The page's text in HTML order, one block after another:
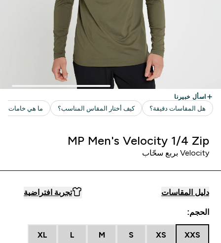
MP Men's Velocity 1/4 Zip
Velocity بربع سحّاب
دليل المقاسات تجربة افتراضية
الحجم:
XXS
XS
S
M
L
XL